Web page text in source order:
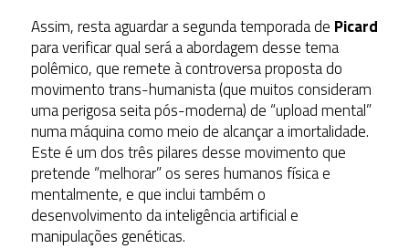
Assim, resta aguardar a segunda temporada de Picard
para verificar qual será a abordagem desse tema
polêmico, que remete à controversa proposta do
movimento trans-humanista (que muitos consideram
uma perigosa seita pós-moderna) de “upload mental”
numa máquina como meio de alcançar a imortalidade.
Este é um dos três pilares desse movimento que
pretende “melhorar” os seres humanos física e
mentalmente, e que inclui também o
desenvolvimento da inteligência artificial e
manipulações genéticas.